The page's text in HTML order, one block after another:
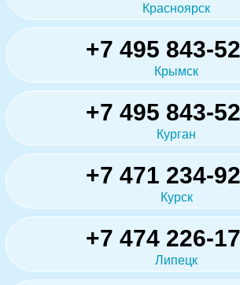
Красноярск
+7 495 843-
Крымск
+7 495 843-
Курган
+7 471 234-
Курск
+7 474 226-
Липецк